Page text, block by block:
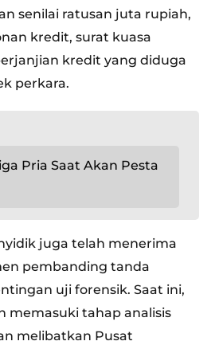
senilai ratusan juta rupiah,
kredit, surat kuasa
kredit yang diduga
perkara.
Pria Saat Akan Pesta
juga telah menerima
pembanding tanda
uji forensik. Saat ini,
memasuki tahap analisis
melibatkan Pusat